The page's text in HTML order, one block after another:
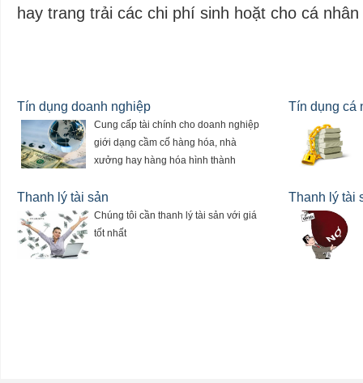
hay trang trải các chi phí sinh hoặt cho cá
Tín dụng doanh nghiệp
Cung cấp tài chính cho doanh nghiệp
giới dạng cầm cố hàng hóa, nhà
xưởng hay hàng hóa hình thành
doanh nghiệp
Tín dụng cá
Thanh lý tài sản
Chúng tôi cần thanh lý tài sản với giá
tốt nhất
Thanh lý tài